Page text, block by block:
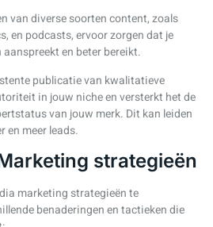
van diverse soorten content, zoals
en podcasts, ervoor zorgen dat je
en beter bereikt.
publicatie van kwalitatieve
in jouw niche en versterkt het de
van jouw merk. Dit kan leiden
en meer leads.
strategieën
marketing strategieën te
benaderingen en tactieken die